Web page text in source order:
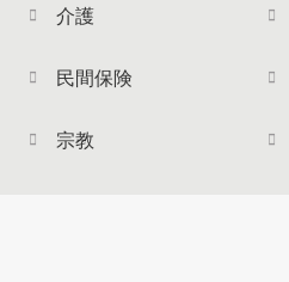
介護
民間保険
宗教